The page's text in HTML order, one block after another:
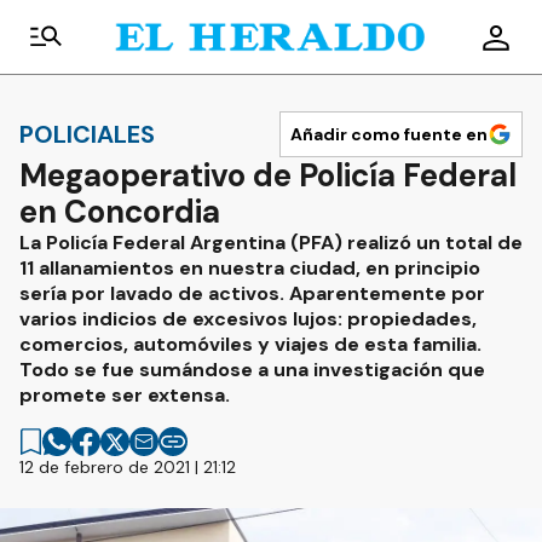
POLICIALES Añadir como fuente en
Megaoperativo de Policía Federal
en Concordia
La Policía Federal Argentina (PFA) realizó un total de
11 allanamientos en nuestra ciudad, en principio
sería por lavado de activos. Aparentemente por
varios indicios de excesivos lujos: propiedades,
comercios, automóviles y viajes de esta familia.
Todo se fue sumándose a una investigación que
promete ser extensa.
12 de febrero de 2021 | 21:12